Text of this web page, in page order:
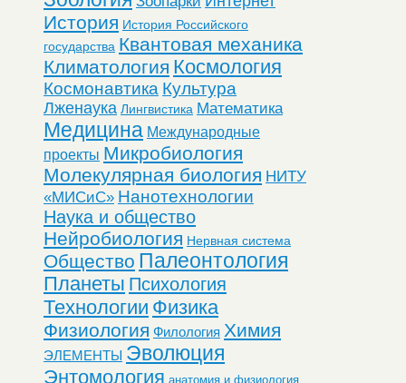
История История Российского
государства Квантовая механика
Климатология Космология
Космонавтика Культура
Лженаука Лингвистика Математика
Медицина Международные
проекты Микробиология
Молекулярная биология НИТУ
«МИСиС» Нанотехнологии
Наука и общество
Нейробиология Нервная система
Общество Палеонтология
Планеты Психология
Технологии Физика
Физиология Филология Химия
ЭЛЕМЕНТЫ Эволюция
Энтомология анатомия и физиология